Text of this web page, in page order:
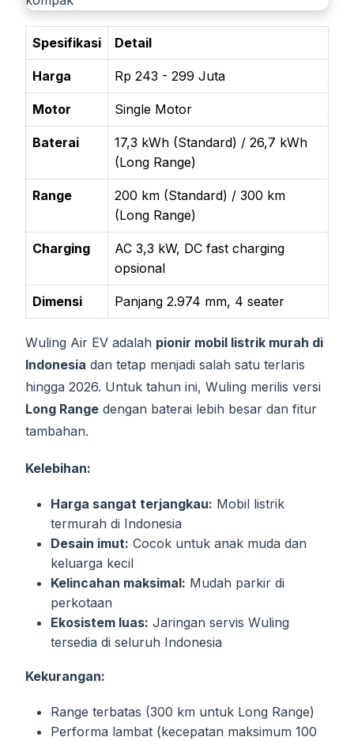
Spesifikasi Detail
Harga Rp 243 - 299 Juta
Motor Single Motor
Baterai
17,3 kWh (Standard) / 26,7 kWh
(Long Range)
Range
200 km (Standard) / 300 km
(Long Range)
Charging
AC 3,3 kW, DC fast charging
opsional
Dimensi Panjang 2.974 mm, 4 seater
Wuling Air EV adalah pionir mobil listrik murah di
Indonesia dan tetap menjadi salah satu terlaris
hingga 2026. Untuk tahun ini, Wuling merilis versi
Long Range dengan baterai lebih besar dan fitur
tambahan.
Kelebihan:
Harga sangat terjangkau: Mobil listrik
termurah di Indonesia
Desain imut: Cocok untuk anak muda dan
keluarga kecil
Kelincahan maksimal: Mudah parkir di
perkotaan
Ekosistem luas: Jaringan servis Wuling
tersedia di seluruh Indonesia
Kekurangan:
Range terbatas (300 km untuk Long Range)
Performa lambat (kecepatan maksimum 100